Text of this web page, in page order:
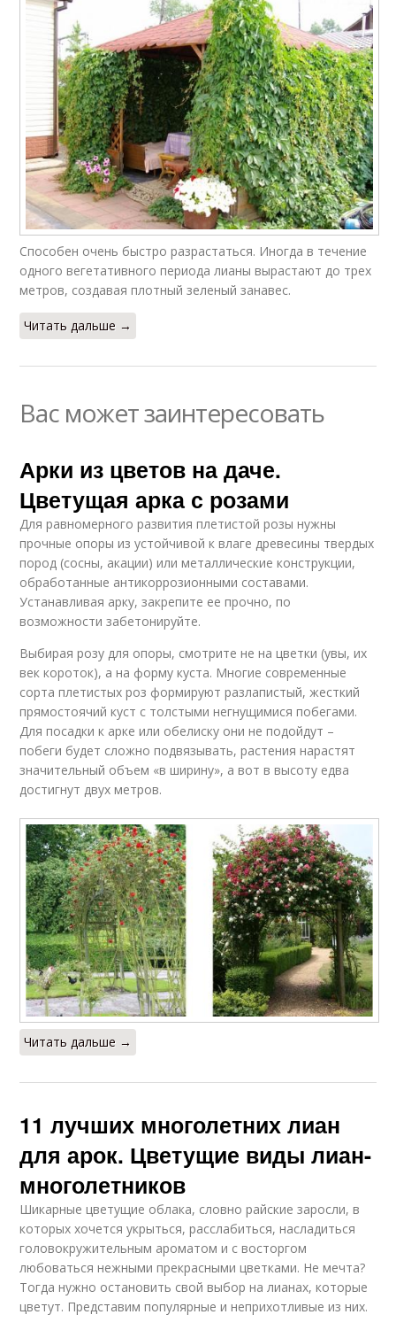
Способен очень быстро разрастаться. Иногда в течение
одного вегетативного периода лианы вырастают до трех
метров, создавая плотный зеленый занавес.
Читать дальше →
Вас может заинтересовать
Арки из цветов на даче.
Цветущая арка с розами
Для равномерного развития плетистой розы нужны
прочные опоры из устойчивой к влаге древесины твердых
пород (сосны, акации) или металлические конструкции,
обработанные антикоррозионными составами.
Устанавливая арку, закрепите ее прочно, по
возможности забетонируйте.
Выбирая розу для опоры, смотрите не на цветки (увы, их
век короток), а на форму куста. Многие современные
сорта плетистых роз формируют разлапистый, жесткий
прямостоячий куст с толстыми негнущимися побегами.
Для посадки к арке или обелиску они не подойдут –
побеги будет сложно подвязывать, растения нарастят
значительный объем «в ширину», а вот в высоту едва
достигнут двух метров.
Читать дальше →
11 лучших многолетних лиан
для арок. Цветущие виды лиан-
многолетников
Шикарные цветущие облака, словно райские заросли, в
которых хочется укрыться, расслабиться, насладиться
головокружительным ароматом и с восторгом
любоваться нежными прекрасными цветками. Не мечта?
Тогда нужно остановить свой выбор на лианах, которые
цветут. Представим популярные и неприхотливые из них.